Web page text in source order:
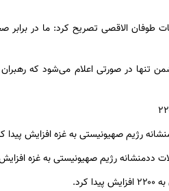
طوفان الاقصی تصریح کرد: ما در برابر
تنها در صورتی اعلام می‌شود که
رژیم صهیونیستی به غزه افزایش پیدا
ددمنشانه رژیم صهیونیستی به غزه